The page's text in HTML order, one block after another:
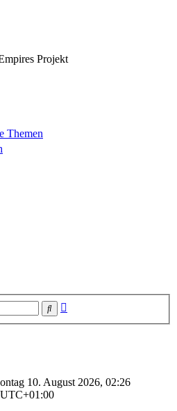
Projekt
Themen
Suche
10. August 2026, 02:26
UTC+01:00